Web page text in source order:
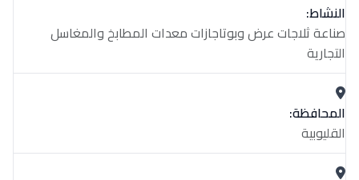
النشاط:
صناعة ثلاجات عرض وبوتاجازات معدات المطابخ والمغاسل
التجارية
المحافظة:
القليوبية